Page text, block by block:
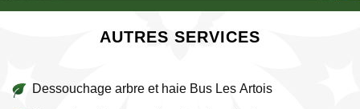
AUTRES SERVICES
Dessouchage arbre et haie Bus Les Artois